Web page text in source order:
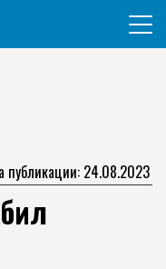
гражданин
публикации: 24.08.2023